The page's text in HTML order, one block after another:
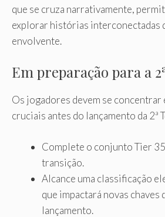
que se cruza narrativamente,
explorar histórias interconectadas
envolvente.
Em preparação para a
Os jogadores devem se concentrar
cruciais antes do lançamento da 2ª
Complete o conjunto Tier
transição.
Alcance uma classificação
que impactará novas chaves
lançamento.